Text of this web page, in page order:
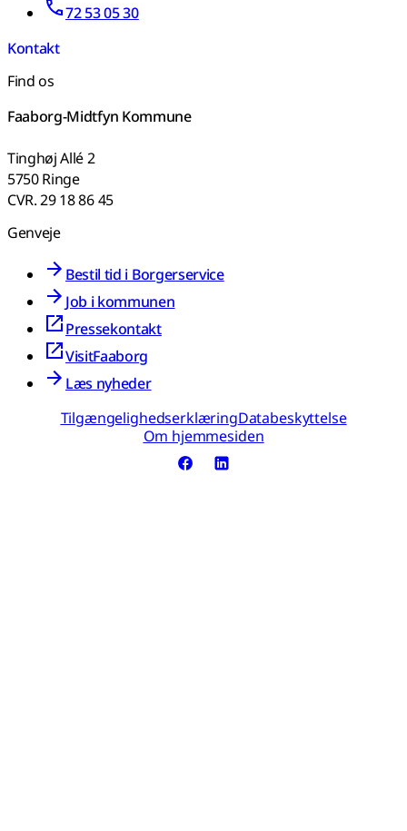
72 53 05 30
Kontakt
Find os
Faaborg-Midtfyn Kommune
Tinghøj Allé 2
5750 Ringe
CVR. 29 18 86 45
Genveje
Bestil tid i Borgerservice
Job i kommunen
Pressekontakt
VisitFaaborg
Læs nyheder
TilgængelighedserklæringDatabeskyttelse
Om hjemmesiden